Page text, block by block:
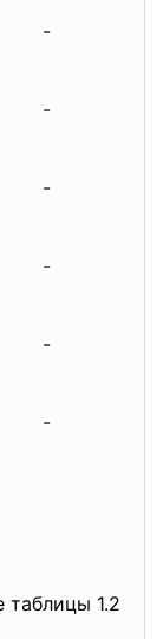
-
-
-
-
-
-
1.2